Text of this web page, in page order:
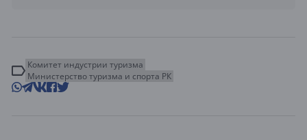
Комитет индустрии туризма
Министерство туризма и спорта РК